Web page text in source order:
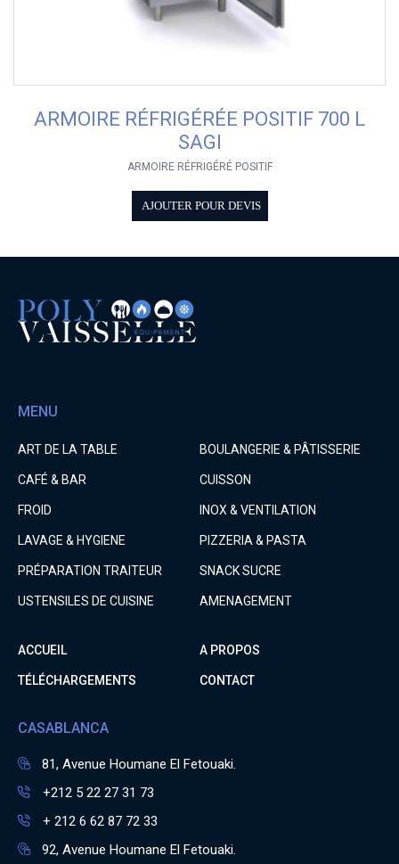
ARMOIRE RÉFRIGÉRÉE POSITIF 700 L
SAGI
ARMOIRE RÉFRIGÉRÉ POSITIF
AJOUTER POUR DEVIS
MENU
ART DE LA TABLE BOULANGERIE & PÂTISSERIE
CAFÉ & BAR CUISSON
FROID INOX & VENTILATION
LAVAGE & HYGIENE PIZZERIA & PASTA
PRÉPARATION TRAITEUR SNACK SUCRE
USTENSILES DE CUISINE AMENAGEMENT
ACCUEIL A PROPOS
TÉLÉCHARGEMENTS CONTACT
CASABLANCA
81, Avenue Houmane El Fetouaki.
+212 5 22 27 31 73
+ 212 6 62 87 72 33
92, Avenue Houmane El Fetouaki.